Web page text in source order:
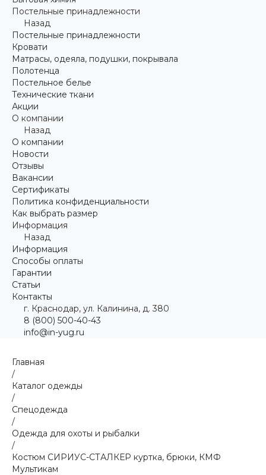
Постельные принадлежности
Назад
Постельные принадлежности
Кровати
Матрасы, одеяла, подушки, покрывала
Полотенца
Постельное белье
Технические ткани
Акции
О компании
Назад
О компании
Новости
Отзывы
Вакансии
Сертификаты
Политика конфиденциальности
Как выбрать размер
Информация
Назад
Информация
Способы оплаты
Гарантии
Статьи
Контакты
г. Краснодар, ул. Калинина, д. 380
8 (800) 500-40-43
info@in-yug.ru
Главная
/
Каталог одежды
/
Спецодежда
/
Одежда для охоты и рыбалки
/
Костюм СИРИУС-СТАЛКЕР куртка, брюки, КМФ
Мультикам